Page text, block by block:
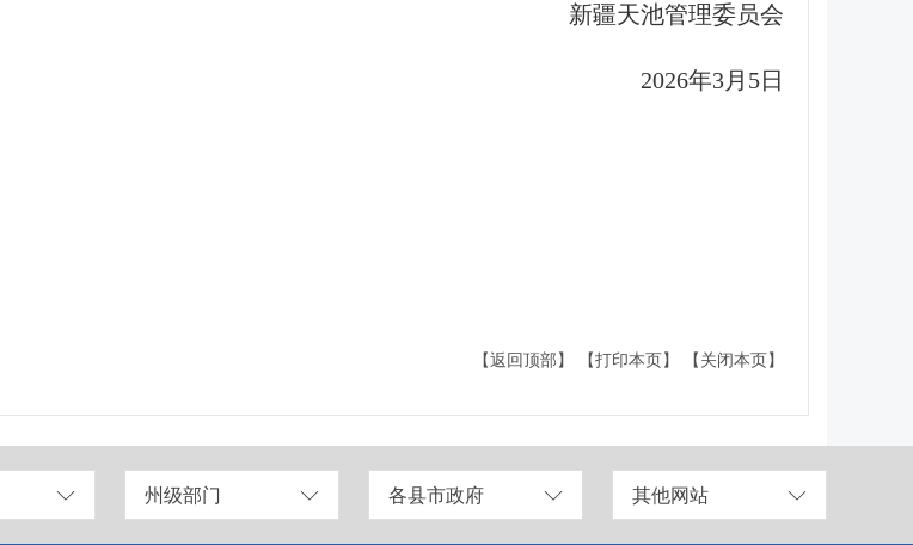
新疆天池管理委员会
2026年3月5日
【返回顶部】
【打印本页】 【关闭本页】
州级部门 各县市政府 其他网站